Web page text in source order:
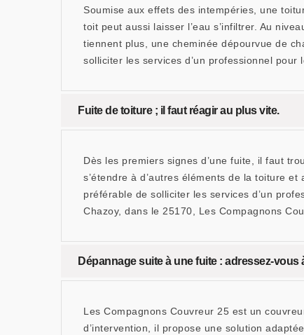
Soumise aux effets des intempéries, une
toit peut aussi laisser l’eau s’infiltrer. Au
tiennent plus, une cheminée dépourvue de
solliciter les services d’un professionnel
Fuite de toiture ; il faut réagir au plus vite.
Dès les premiers signes d’une fuite, il faut
s’étendre à d’autres éléments de la toiture
préférable de solliciter les services d’un
Chazoy, dans le 25170, Les Compagnons
Dépannage suite à une fuite : adressez-
Les Compagnons Couvreur 25 est un
d’intervention, il propose une solution